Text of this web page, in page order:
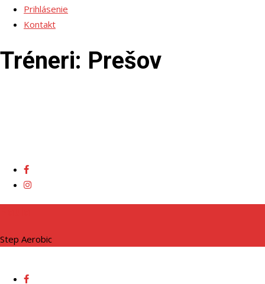
Prihlásenie
Kontakt
Tréneri: Prešov
Step Aerobic